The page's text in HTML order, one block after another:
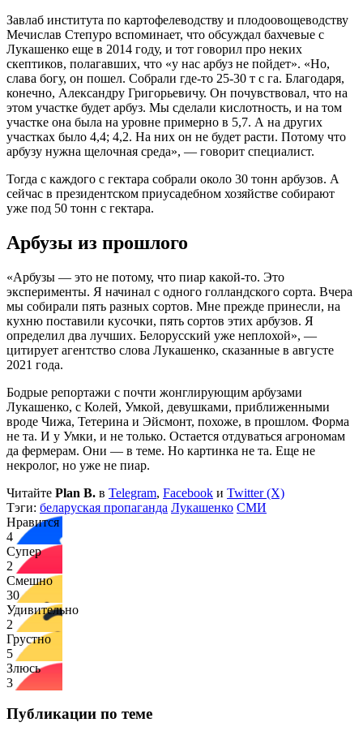
Завлаб института по картофелеводству и плодоовощеводству
Мечислав Степуро вспоминает, что обсуждал бахчевые с
Лукашенко еще в 2014 году, и тот говорил про неких
скептиков, полагавших, что «у нас арбуз не пойдет». «Но,
слава богу, он пошел. Собрали где-то 25-30 т с га. Благодаря,
конечно, Александру Григорьевичу. Он почувствовал, что на
этом участке будет арбуз. Мы сделали кислотность, и на том
участке она была на уровне примерно в 5,7. А на других
участках было 4,4; 4,2. На них он не будет расти. Потому что
арбузу нужна щелочная среда», — говорит специалист.
Тогда с каждого с гектара собрали около 30 тонн арбузов. А
сейчас в президентском приусадебном хозяйстве собирают
уже под 50 тонн с гектара.
Арбузы из прошлого
«Арбузы — это не потому, что пиар какой-то. Это
эксперименты. Я начинал с одного голландского сорта. Вчера
мы собирали пять разных сортов. Мне прежде принесли, на
кухню поставили кусочки, пять сортов этих арбузов. Я
определил два лучших. Белорусский уже неплохой», —
цитирует агентство слова Лукашенко, сказанные в августе
2021 года.
Бодрые репортажи с почти жонглирующим арбузами
Лукашенко, с Колей, Умкой, девушками, приближенными
вроде Чижа, Тетерина и Эйсмонт, похоже, в прошлом. Форма
не та. И у Умки, и не только. Остается отдуваться агрономам
да фермерам. Они — в теме. Но картинка не та. Еще не
некролог, но уже не пиар.
Читайте Plan B. в Telegram, Facebook и Twitter (X)
Тэги: беларуская пропаганда Лукашенко СМИ
Нравится
4
Супер
2
Смешно
30
Удивительно
2
Грустно
5
Злюсь
3
Публикации по теме